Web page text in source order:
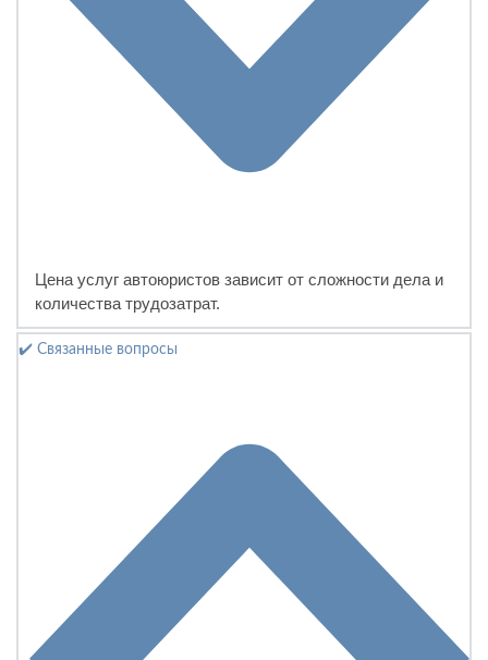
Цена услуг автоюристов зависит от сложности дела и
количества трудозатрат.
✔️ Связанные вопросы